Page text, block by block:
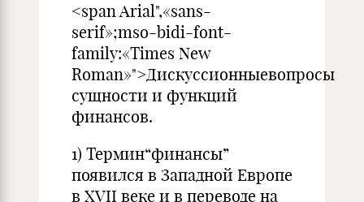
<span Arial",«sans-
serif»;mso-bidi-font-
family:«Times New
Roman»">Дискуссионныевопросы
сущности и функций
финансов.
1) Термин“финансы”
появился в Западной Европе
в XVII веке и в переводе на